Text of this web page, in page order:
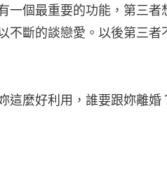
一個最重要的功能，第三者
不斷的談戀愛。以後第三者
這麼好利用，誰要跟妳離婚